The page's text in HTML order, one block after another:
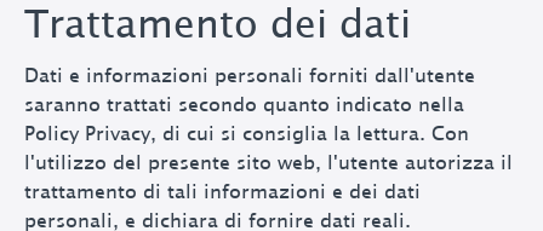
Trattamento dei dati
Dati e informazioni personali forniti dall'utente
saranno trattati secondo quanto indicato nella
Policy Privacy, di cui si consiglia la lettura. Con
l'utilizzo del presente sito web, l'utente autorizza il
trattamento di tali informazioni e dei dati
personali, e dichiara di fornire dati reali.